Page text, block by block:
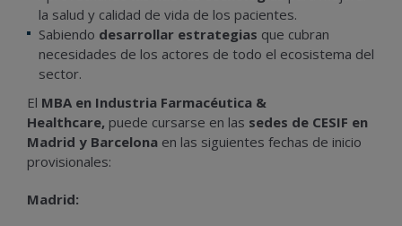
la salud y calidad de vida de los pacientes.
Sabiendo desarrollar estrategias que cubran
necesidades de los actores de todo el ecosistema del
sector.
El MBA en Industria Farmacéutica &
Healthcare, puede cursarse en las sedes de CESIF en
Madrid y Barcelona en las siguientes fechas de inicio
provisionales:
Madrid: